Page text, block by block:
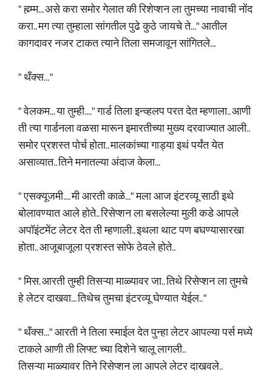
" ह्म्म्म... असे करा समोर गेलात की रिशेप्शन ला तुमच्या नावाची नोंद
करा.. मग त्या तुम्हाला सांगतील पुढे कुठे जायचे ते..." आतील
कागदावर नजर टाकत त्याने तिला समजावून सांगितले...
" थँक्स... "
" वेलकम... या तुम्ही...." गार्ड तिला इन्व्हलप परत देत म्हणाला.. आणी
ती त्या गार्डनला वळसा मारून इमारतीच्या मुख्य दरवाज्यात आली..
समोर प्रशस्त पोर्च होता.. मालकांच्या गाड्या इथं पर्यंत येत
असाव्यात.. तिने मनातल्या अंदाज केला...
" एसक्यूजमी.... मी आरती काळे..." मला आज इंटरव्यू साठी इथे
बोलावण्यात आले होते.. रिसेप्शन ला बसलेल्या मुली कडे आपले
अपॉइंटमेंट लेटर देत ती म्हणाली.. इथला थाट पण बघण्यासारखा
होता.. आजूबाजूला प्रशस्त सोफे ठेवले होते..
" मिस. आरती तुम्ही तिसऱ्या माळ्यावर जा.. तिथे रिसेप्शन ला तुमचे
हे लेटर दाखवा... तिथेच तुमचा इंटरव्यू घेण्यात येईल.. "
" थँक्स..." आरती ने तिला स्माईल देत पुन्हा लेटर आपल्या पर्स मध्ये
टाकले आणी ती लिफ्ट च्या दिशेने चालू लागली..
तिसऱ्या माळ्यावर तिने रिसेप्शन ला आपले लेटर दाखवले..